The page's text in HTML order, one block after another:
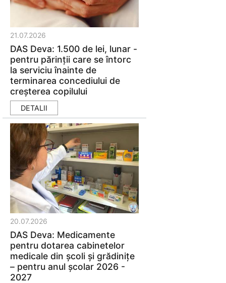
21.07.2026
DAS Deva: 1.500 de lei, lunar -
pentru părinţii care se întorc
la serviciu înainte de
terminarea concediului de
creşterea copilului
DETALII
20.07.2026
DAS Deva: Medicamente
pentru dotarea cabinetelor
medicale din școli și grădinițe
– pentru anul școlar 2026 -
2027